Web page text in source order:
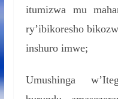
itumizwa mu
ry’ibikoresho
inshuro imwe;
Umushinga